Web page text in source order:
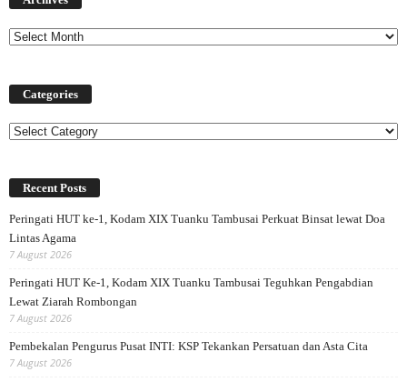
Categories
Categories
Recent Posts
Peringati HUT ke-1, Kodam XIX Tuanku Tambusai Perkuat Binsat lewat Doa
Lintas Agama
7 August 2026
Peringati HUT Ke-1, Kodam XIX Tuanku Tambusai Teguhkan Pengabdian
Lewat Ziarah Rombongan
7 August 2026
Pembekalan Pengurus Pusat INTI: KSP Tekankan Persatuan dan Asta Cita
7 August 2026